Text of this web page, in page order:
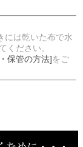
には乾いた布で水
ください。
保管の方法]をご